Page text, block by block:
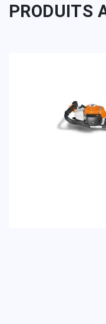
PRODUITS